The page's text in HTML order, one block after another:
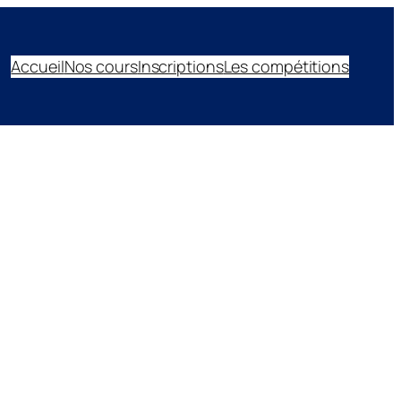
AccueilNos coursInscriptionsLes compétitions